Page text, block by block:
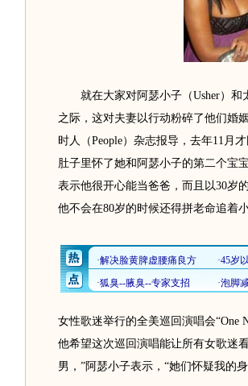
就在大家对阿瑟小子（Usher）和太
之际，这对夫妻以行动粉碎了他们婚
时人（People）杂志报导，去年11月
肚子里怀了她和阿瑟小子的第二个宝
表示他很开心能当爸爸，而且以30岁
他不会在80岁的时候还得拼老命追着小
女性歌迷举行的全美巡回演唱会“One
他希望这次巡回演唱能让所有女歌迷
男，”阿瑟小子表示，“她们怀疑我的